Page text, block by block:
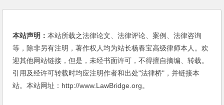
本站声明：本站所载之法律论文、法律评论、案例、法律咨询
等，除非另有注明，著作权人均为站长杨春宝高级律师本人。欢
迎其他网站链接，但是，未经书面许可，不得擅自摘编、转载。
引用及经许可转载时均应注明作者和出处"法律桥"，并链接本
站。本站网址：http://www.LawBridge.org。